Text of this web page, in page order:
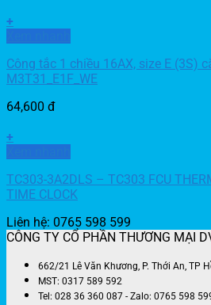
+
Công tắc 1 chiều 16AX, size E (3S)
M3T31_E1F_WE
64,600 đ
+
TC303-3A2DLS – TC303 FCU
TIME CLOCK
Liên hệ: 0765 598 599
CÔNG TY CỔ PHẦN THƯƠNG MẠI
662/21 Lê Văn Khương, P. Thới An, TP
MST: 0317 589 592
Tel: 028 36 360 087 - Zalo: 0765 598